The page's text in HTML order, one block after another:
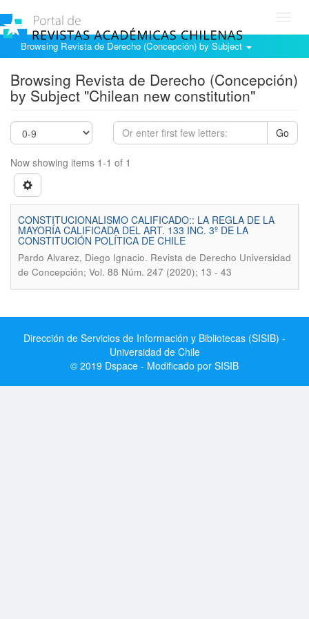
Browsing Revista de Derecho (Concepción) by Subject
Browsing Revista de Derecho (Concepción)
by Subject "Chilean new constitution"
Go
Now showing items 1-1 of 1
CONSTITUCIONALISMO CALIFICADO:: LA REGLA DE LA
MAYORÍA CALIFICADA DEL ART. 133 INC. 3º DE LA
CONSTITUCIÓN POLÍTICA DE CHILE
Pardo Alvarez, Diego Ignacio. Revista de Derecho Universidad
de Concepción; Vol. 88 Núm. 247 (2020); 13 - 43
Dirección de Servicios de Información y Bibliotecas (SISIB) -
Universidad de Chile
© 2019 Dspace - Modificado por SISIB